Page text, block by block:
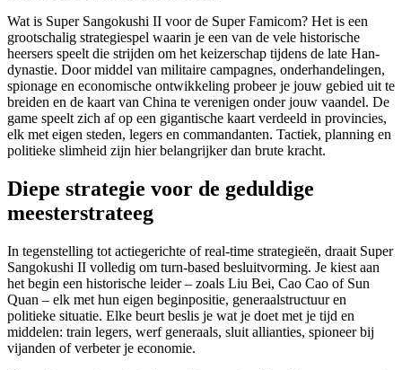
Wat is Super Sangokushi II voor de Super Famicom? Het is een
grootschalig strategiespel waarin je een van de vele historische
heersers speelt die strijden om het keizerschap tijdens de late Han-
dynastie. Door middel van militaire campagnes, onderhandelingen,
spionage en economische ontwikkeling probeer je jouw gebied uit te
breiden en de kaart van China te verenigen onder jouw vaandel. De
game speelt zich af op een gigantische kaart verdeeld in provincies,
elk met eigen steden, legers en commandanten. Tactiek, planning en
politieke slimheid zijn hier belangrijker dan brute kracht.
Diepe strategie voor de geduldige
meesterstrateeg
In tegenstelling tot actiegerichte of real-time strategieën, draait Super
Sangokushi II volledig om turn-based besluitvorming. Je kiest aan
het begin een historische leider – zoals Liu Bei, Cao Cao of Sun
Quan – elk met hun eigen beginpositie, generaalstructuur en
politieke situatie. Elke beurt beslis je wat je doet met je tijd en
middelen: train legers, werf generaals, sluit allianties, spioneer bij
vijanden of verbeter je economie.